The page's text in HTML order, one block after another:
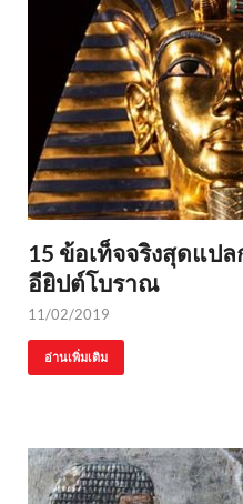
15 ข้อเท็จจริงสุดแป
อียิปต์โบราณ
11/02/2019
อ่านเพิ่มเติม